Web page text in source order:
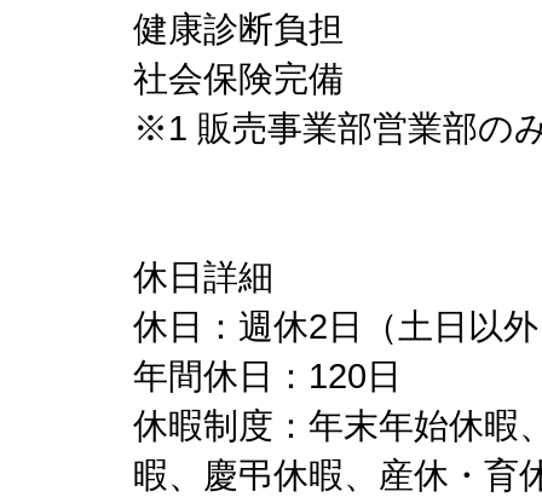
健康診断負担
社会保険完備
※1 販売事業部営業部の
休日詳細
休日：週休2日（土日以
年間休日：120日
休暇制度：年末年始休暇
暇、慶弔休暇、産休・育